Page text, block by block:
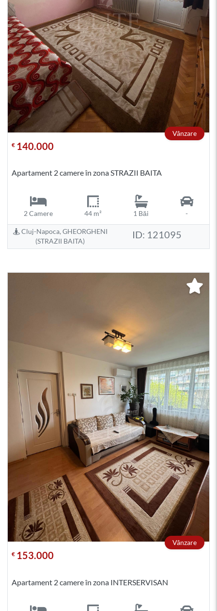
Vânzare
€ 140.000
Apartament 2 camere în zona STRAZII BAITA
2 Camere 44 m² 1 Băi -
Cluj-Napoca, GHEORGHENI
(STRAZII BAITA)
ID: 121095
Vânzare
€ 153.000
Apartament 2 camere în zona INTERSERVISAN